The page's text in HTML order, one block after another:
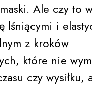
Ale czy to
lśniącymi i
z kroków
które nie
czy wysiłku,